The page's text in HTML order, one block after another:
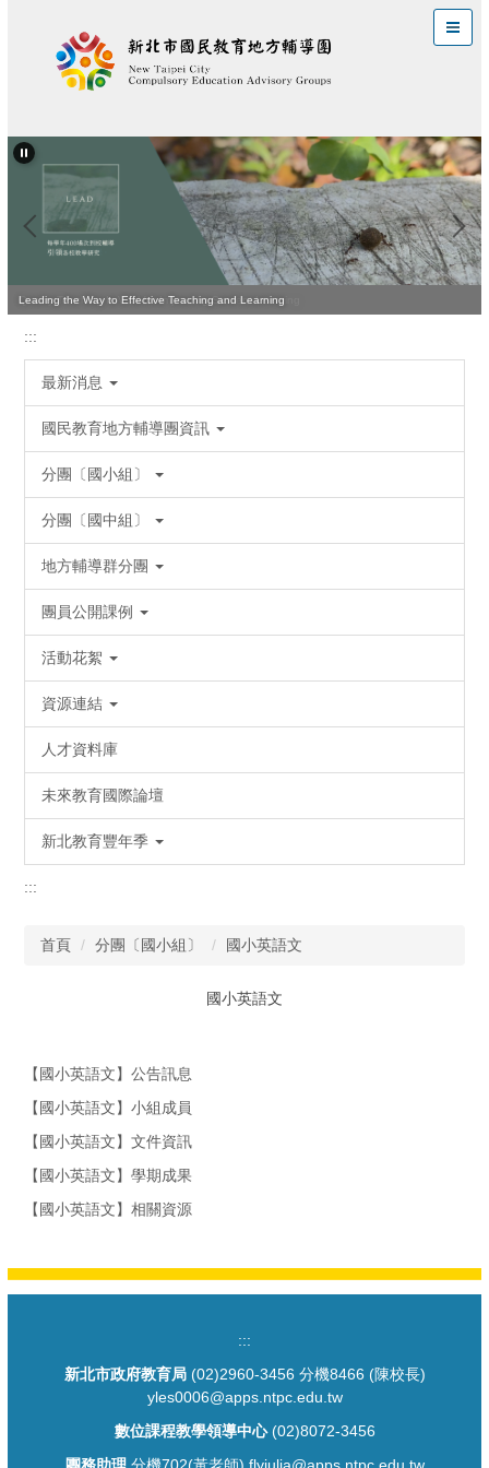
區
Quality Teaching Is Vital for Improving Student Learning
Leading the Way to Effective Teaching and Learning
:::
最新消息
國民教育地方輔導團資訊
分團〔國小組〕
分團〔國中組〕
地方輔導群分團
團員公開課例
活動花絮
資源連結
人才資料庫
未來教育國際論壇
新北教育豐年季
:::
首頁 分團〔國小組〕 國小英語文
國小英語文
【國小英語文】公告訊息
【國小英語文】小組成員
【國小英語文】文件資訊
【國小英語文】學期成果
【國小英語文】相關資源
:::
新北市政府教育局(02)2960-3456 分機8466 (陳校長)
yles0006@apps.ntpc.edu.tw
數位課程教學領導中心(02)8072-3456